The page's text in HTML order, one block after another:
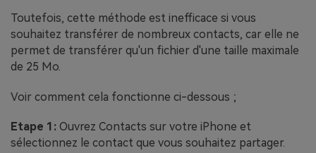
Toutefois, cette méthode est inefficace si vous
souhaitez transférer de nombreux contacts, car elle ne
permet de transférer qu'un fichier d'une taille maximale
de 25 Mo.
Voir comment cela fonctionne ci-dessous ;
Etape 1: Ouvrez Contacts sur votre iPhone et
sélectionnez le contact que vous souhaitez partager.